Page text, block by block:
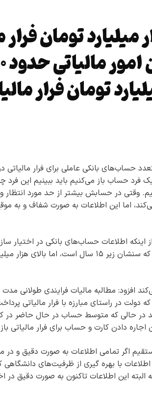
۱۴۰۲ حدود ۱۳۸ هزار میلیارد تومان
در کشور
۱۴ هزار میلیارد تومان فرار
حساب‌های بانکی عاملی برای فرار مالیاتی
حساب باز می‌کنیم باید ببینیم این فرد
وقتی در حسابش بیشتر از حد مورد انتظار
اما این اطلاعات به صورت شفاف و به
اینکه اطلاعات حساب‌های بانکی در اختیار
مالیتی قرار نمی‌گیرد، گفت: چرا باید در کشورمان افرادی باشند که سنشان زیر ۱۵ سال
افزود: مطالبه مالیات فرایندی طولانی
در راستای مبارزه با فرار مالیاتی
در حالی که متوسط حساب در حال حاضر در
دادن کارت و حساب برای فرار مالیاتی
قانون مالیات‌های مستقیم اگر تمامی اطلاعات به صورت دقیق
اطلاعات با بهره گیری از ظرفیت‌های
البته این اطلاعات تاکنون به صورت دقیق در